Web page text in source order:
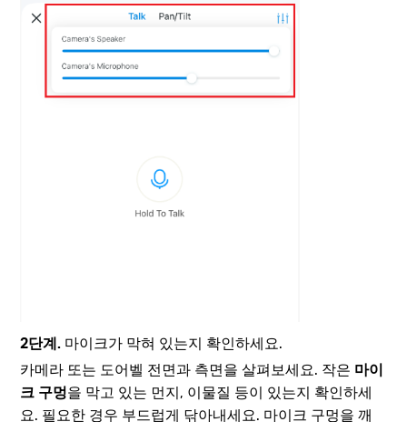
2단계. 마이크가 막혀 있는지 확인하세요.
카메라 또는 도어벨 전면과 측면을 살펴보세요. 작은 마이
크 구멍을 막고 있는 먼지, 이물질 등이 있는지 확인하세
요. 필요한 경우 부드럽게 닦아내세요. 마이크 구멍을 깨